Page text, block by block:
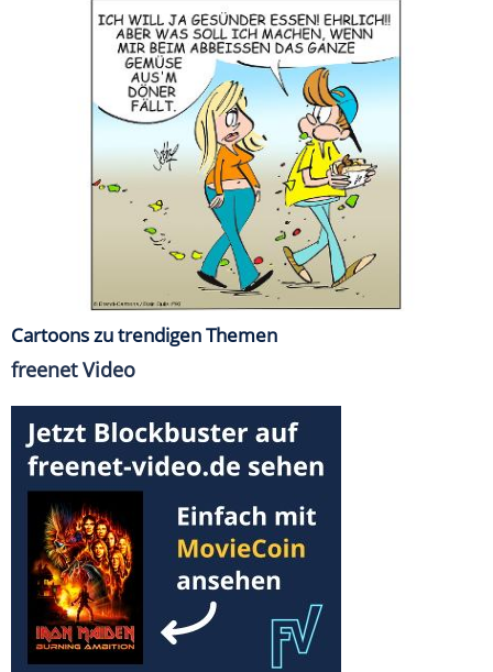
Cartoons zu trendigen Themen
freenet Video